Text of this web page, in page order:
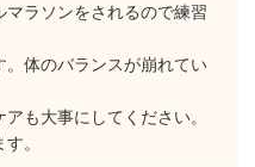
ラソンをされるので練習
体のバランスが崩れてい
も大事にしてください。
。